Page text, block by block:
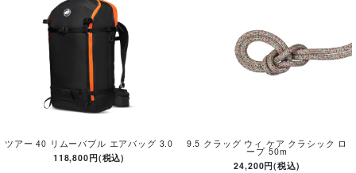
ツアー 40 リムーバブル エアバッグ 3.0
118,800円(税込)
9.5 クラッグ ウィ ケア クラシック ロ
ープ 50m
24,200円(税込)